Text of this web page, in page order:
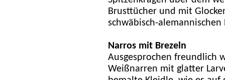
Brusttücher und mit
schwäbisch-
Narros mit Brezeln
Ausgesprochen freundlich
Weißnarren mit glatter